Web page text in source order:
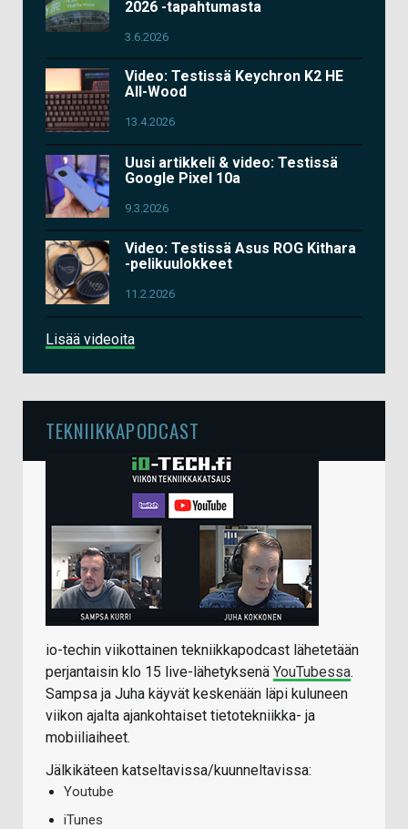
2026 -tapahtumasta
3.6.2026
Video: Testissä Keychron K2 HE
All-Wood
13.4.2026
Uusi artikkeli & video: Testissä
Google Pixel 10a
9.3.2026
Video: Testissä Asus ROG Kithara
-pelikuulokkeet
11.2.2026
Lisää videoita
TEKNIIKKAPODCAST
io-techin viikottainen tekniikkapodcast lähetetään
perjantaisin klo 15 live-lähetyksenä YouTubessa.
Sampsa ja Juha käyvät keskenään läpi kuluneen
viikon ajalta ajankohtaiset tietotekniikka- ja
mobiiliaiheet.
Jälkikäteen katseltavissa/kuunneltavissa:
Youtube
iTunes